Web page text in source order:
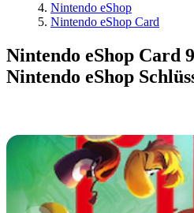
Nintendo eShop
Nintendo eShop Card
Nintendo eShop Card
Nintendo eShop